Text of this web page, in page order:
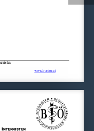
www.boei.or.at
INTERNISTEN